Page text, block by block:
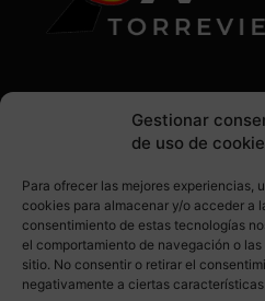
Gestionar
de uso de
Para ofrecer las mejores experiencias,
cookies para almacenar y/o acceder a
consentimiento de estas tecnologías
el comportamiento de navegación o
sitio. No consentir o retirar el
negativamente a ciertas
SÍGUENOS EN